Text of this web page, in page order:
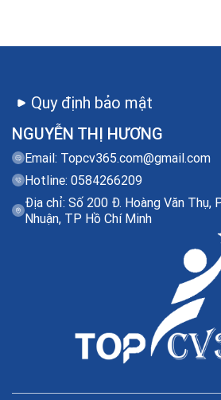
NGUYỄN THỊ HƯƠNG
Email: Topcv365.com@gmail.com
Hotline: 0584266209
Địa chỉ: Số 200 Đ. Hoàng Văn Thụ,
Nhuận, TP Hồ Chí Minh
Quy định bảo mật